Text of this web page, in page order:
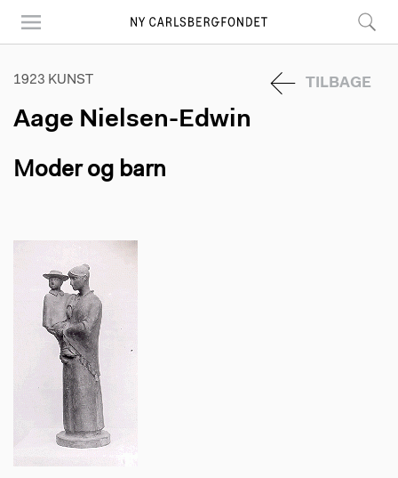
main
1923 KUNST TILBAGE
Aage Nielsen-Edwin
Moder og barn